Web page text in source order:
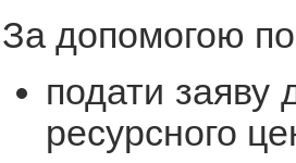
За допомогою
подати заяву
ресурсного